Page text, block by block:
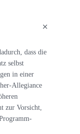
dass die
selbst
in einer
Allegiance
zur Vorsicht,